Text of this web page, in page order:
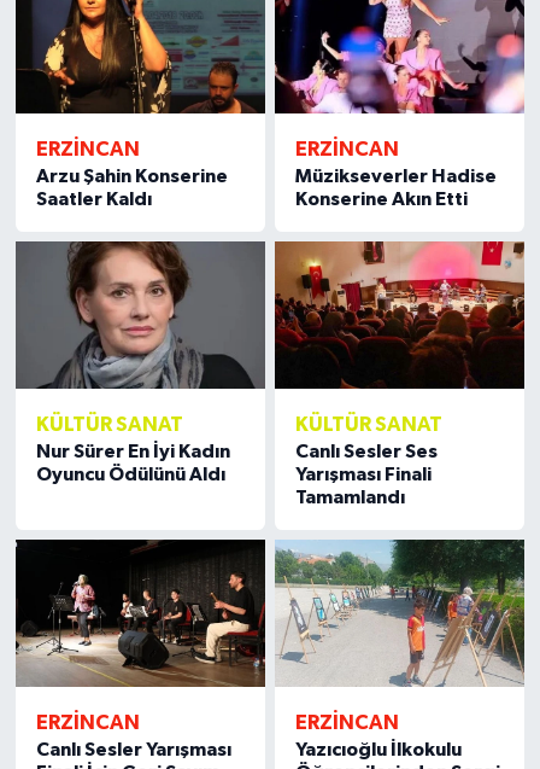
ERZİNCAN
Arzu Şahin Konserine
Saatler Kaldı
ERZİNCAN
Müzikseverler Hadise
Konserine Akın Etti
KÜLTÜR SANAT
Nur Sürer En İyi Kadın
Oyuncu Ödülünü Aldı
KÜLTÜR SANAT
Canlı Sesler Ses
Yarışması Finali
Tamamlandı
ERZİNCAN
Canlı Sesler Yarışması
ERZİNCAN
Yazıcıoğlu İlkokulu